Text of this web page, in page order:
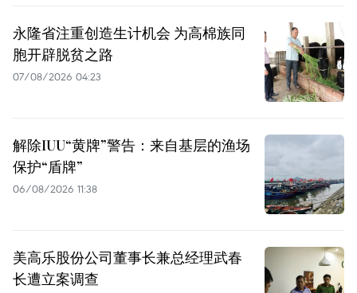
永隆省注重创造生计机会 为高棉族同
胞开辟脱贫之路
07/08/2026 04:23
解除IUU“黄牌”警告：来自基层的渔场
保护“盾牌”
06/08/2026 11:38
美高乐股份公司董事长兼总经理武春
长遭立案调查